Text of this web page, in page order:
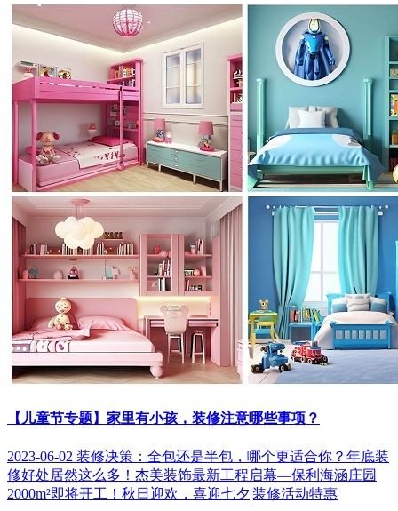
【儿童节专题】家里有小孩，装修注意哪些事项？
2023-06-02 装修决策：全包还是半包，哪个更适合你？ 年底装
修好处居然这么多！ 杰美装饰最新工程启幕—保利海涵庄园
2000m²即将开工！ 秋日迎欢，喜迎七夕|装修活动特惠